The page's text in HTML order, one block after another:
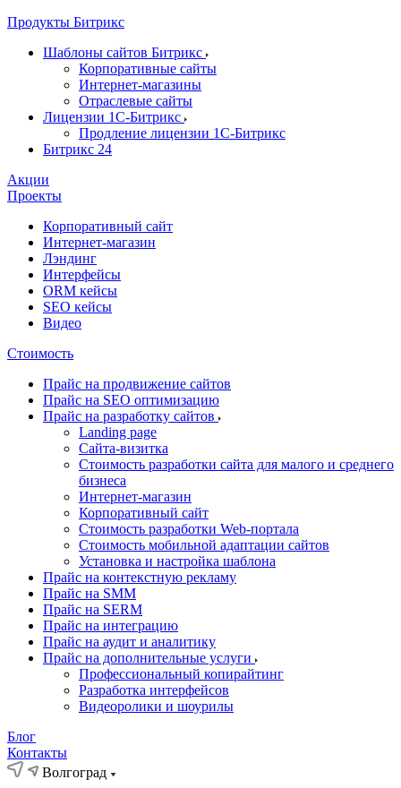
Продукты Битрикс
Шаблоны сайтов Битрикс
Корпоративные сайты
Интернет-магазины
Отраслевые сайты
Лицензии 1С-Битрикс
Продление лицензии 1С-Битрикс
Битрикс 24
Акции
Проекты
Корпоративный сайт
Интернет-магазин
Лэндинг
Интерфейсы
ORM кейсы
SEO кейсы
Видео
Стоимость
Прайс на продвижение сайтов
Прайс на SEO оптимизацию
Прайс на разработку сайтов
Landing page
Cайта-визитка
Стоимость разработки сайта для малого и среднего
бизнеса
Интернет-магазин
Корпоративный сайт
Стоимость разработки Web-портала
Стоимость мобильной адаптации сайтов
Установка и настройка шаблона
Прайс на контекстную рекламу
Прайс на SMM
Прайс на SERM
Прайс на интеграцию
Прайс на аудит и аналитику
Прайс на дополнительные услуги
Профессиональный копирайтинг
Разработка интерфейсов
Видеоролики и шоурилы
Блог
Контакты
Волгоград